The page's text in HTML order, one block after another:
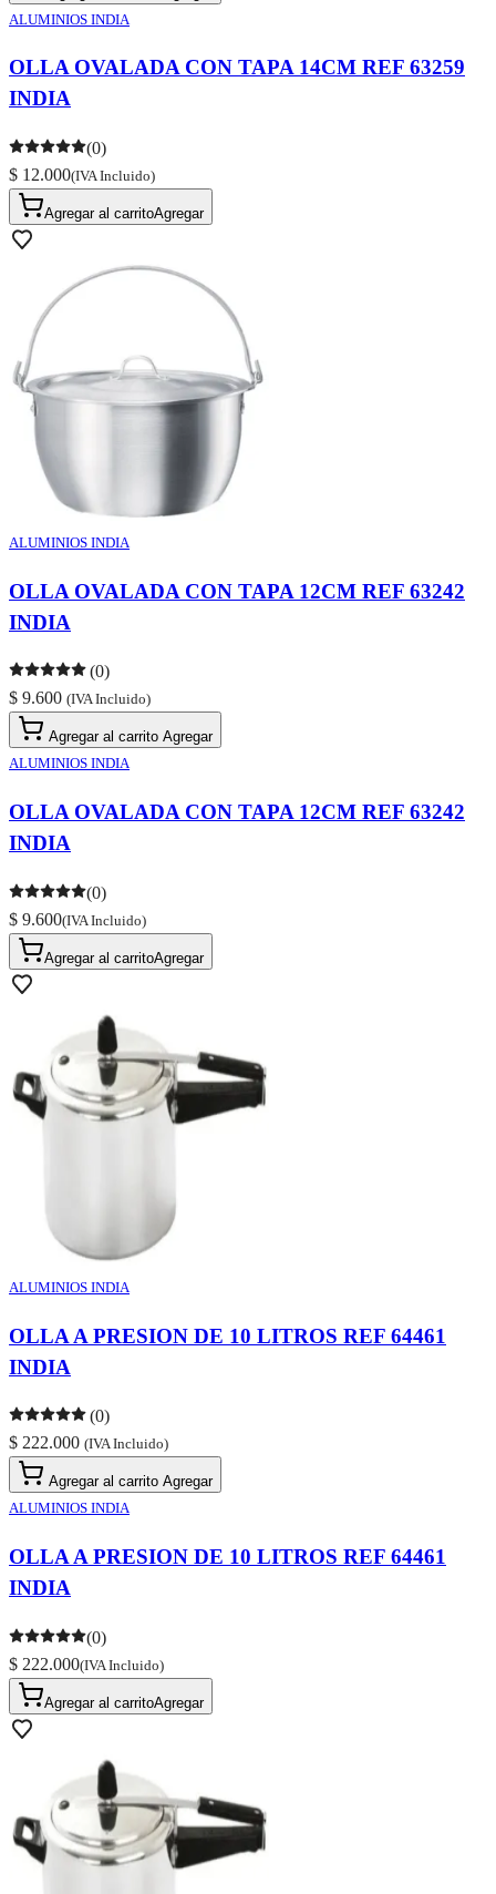
ALUMINIOS INDIA
OLLA OVALADA CON TAPA 14CM REF 63259
INDIA
(0)
$ 12.000(IVA Incluido)
Agregar al carritoAgregar
ALUMINIOS INDIA
OLLA OVALADA CON TAPA 12CM REF 63242
INDIA
(0)
$ 9.600 (IVA Incluido)
Agregar al carrito Agregar
ALUMINIOS INDIA
OLLA OVALADA CON TAPA 12CM REF 63242
INDIA
(0)
$ 9.600(IVA Incluido)
Agregar al carritoAgregar
ALUMINIOS INDIA
OLLA A PRESION DE 10 LITROS REF 64461
INDIA
(0)
$ 222.000 (IVA Incluido)
Agregar al carrito Agregar
ALUMINIOS INDIA
OLLA A PRESION DE 10 LITROS REF 64461
INDIA
(0)
$ 222.000(IVA Incluido)
Agregar al carritoAgregar